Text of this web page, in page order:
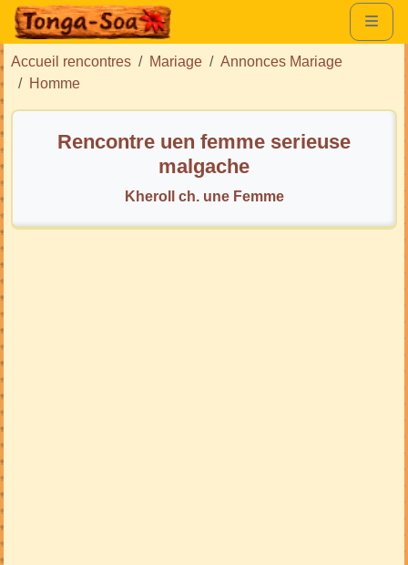
Accueil rencontres Mariage
Annonces Mariage
Homme
Rencontre uen femme serieuse
malgache
Kheroll ch. une Femme